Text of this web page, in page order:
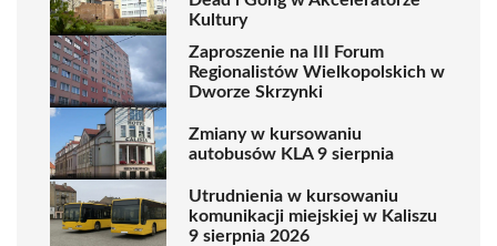
Kultury
Zaproszenie na III Forum
Regionalistów Wielkopolskich w
Dworze Skrzynki
Zmiany w kursowaniu
autobusów KLA 9 sierpnia
Utrudnienia w kursowaniu
komunikacji miejskiej w Kaliszu
9 sierpnia 2026